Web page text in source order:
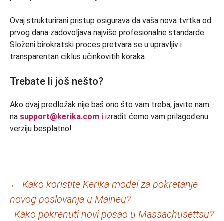
Ovaj strukturirani pristup osigurava da vaša nova tvrtka od
prvog dana zadovoljava najviše profesionalne standarde.
Složeni birokratski proces pretvara se u upravljiv i
transparentan ciklus učinkovitih koraka.
Trebate li još nešto?
Ako ovaj predložak nije baš ono što vam treba, javite nam
na support@kerika.com i izradit ćemo vam prilagođenu
verziju besplatno!
Navigacija
objava
← Kako koristite Kerika model za pokretanje
novog poslovanja u Maineu?
Kako pokrenuti novi posao u Massachusettsu?